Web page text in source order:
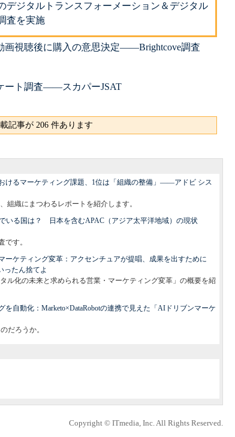
デジタルトランスフォーメーション＆デジタル
査を実施
画視聴後に購入の意思決定――Brightcove調査
ート調査――スカパーJSAT
記事が 206 件あります
けるマーケティング課題、1位は「組織の整備」――アドビ シス
組織にまつわるレポートを紹介します。
いる国は？ 日本を含むAPAC（アジア太平洋地域）の現状
です。
ーケティング変革：アクセンチュアが提唱、成果を出すために
ったん捨てよ
ル化の未来と求められる営業・マーケティング変革」の概要を紹
自動化：Marketo×DataRobotの連携で見えた「AIドリブンマーケ
だろうか。
Copyright © ITmedia, Inc. All Rights Reserved.